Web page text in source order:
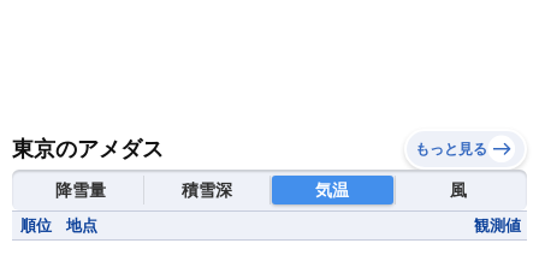
東京のアメダス もっと見る
降雪量 積雪深 気温 風
順位 地点 観測値